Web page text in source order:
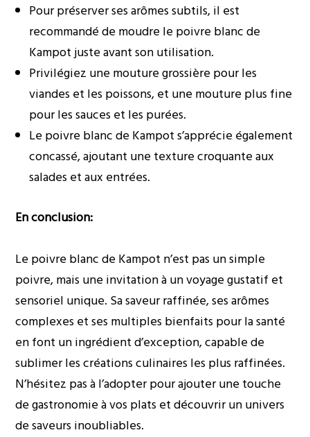
Pour préserver ses arômes subtils, il est
recommandé de moudre le poivre blanc de
Kampot juste avant son utilisation.
Privilégiez une mouture grossière pour les
viandes et les poissons, et une mouture plus fine
pour les sauces et les purées.
Le poivre blanc de Kampot s’apprécie également
concassé, ajoutant une texture croquante aux
salades et aux entrées.
En conclusion:
Le poivre blanc de Kampot n’est pas un simple
poivre, mais une invitation à un voyage gustatif et
sensoriel unique. Sa saveur raffinée, ses arômes
complexes et ses multiples bienfaits pour la santé
en font un ingrédient d’exception, capable de
sublimer les créations culinaires les plus raffinées.
N’hésitez pas à l’adopter pour ajouter une touche
de gastronomie à vos plats et découvrir un univers
de saveurs inoubliables.